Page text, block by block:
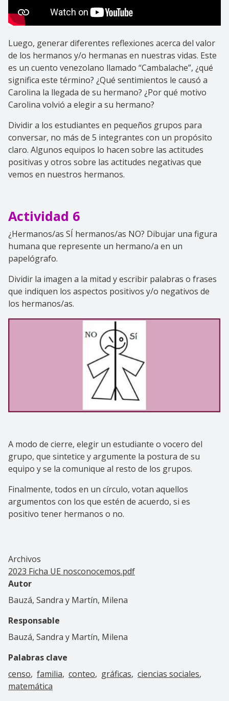
Luego, generar diferentes reflexiones acerca del valor
de los hermanos y/o hermanas en nuestras vidas. Este
es un cuento venezolano llamado “Cambalache”, ¿qué
significa este término? ¿Qué sentimientos le causó a
Carolina la llegada de su hermano? ¿Por qué motivo
Carolina volvió a elegir a su hermano?
Dividir a los estudiantes en pequeños grupos para
conversar, no más de 5 integrantes con un propósito
claro. Algunos equipos lo hacen sobre las actitudes
positivas y otros sobre las actitudes negativas que
vemos en nuestros hermanos.
Actividad 6
¿Hermanos/as SÍ hermanos/as NO? Dibujar una figura
humana que represente un hermano/a en un
papelógrafo.
Dividir la imagen a la mitad y escribir palabras o frases
que indiquen los aspectos positivos y/o negativos de
los hermanos/as.
A modo de cierre, elegir un estudiante o vocero del
grupo, que sintetice y argumente la postura de su
equipo y se la comunique al resto de los grupos.
Finalmente, todos en un círculo, votan aquellos
argumentos con los que estén de acuerdo, si es
positivo tener hermanos o no.
Archivos
2023 Ficha UE nosconocemos.pdf
Autor
Bauzá, Sandra y Martín, Milena
Responsable
Bauzá, Sandra y Martín, Milena
Palabras clave
censo familia conteo gráficas ciencias sociales
matemática